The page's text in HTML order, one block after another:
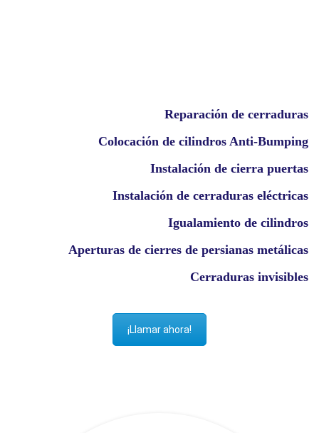
Reparación de cerraduras
Colocación de cilindros Anti-Bumping
Instalación de cierra puertas
Instalación de cerraduras eléctricas
Igualamiento de cilindros
Aperturas de cierres de persianas metálicas
Cerraduras invisibles
¡Llamar ahora!